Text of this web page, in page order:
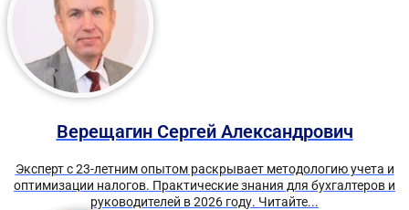
Верещагин Сергей Александрович
Эксперт с 23-летним опытом раскрывает методологию учета и
оптимизации налогов. Практические знания для бухгалтеров и
руководителей в 2026 году. Читайте...